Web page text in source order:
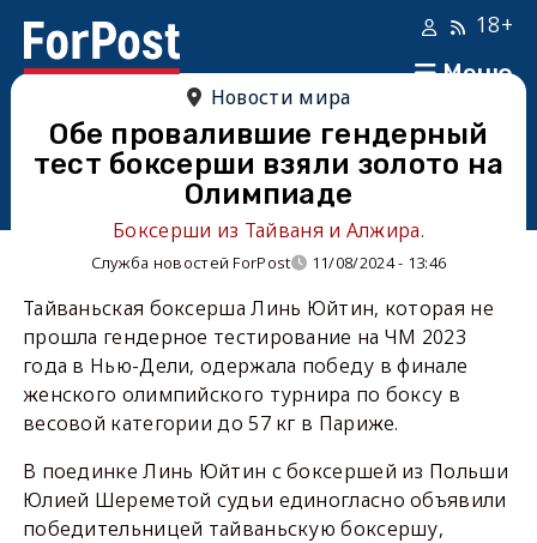
Меню
18+
Новости мира
Обе провалившие гендерный
тест боксерши взяли золото на
Олимпиаде
Боксерши из Тайваня и Алжира.
Служба новостей ForPost 11/08/2024 - 13:46
Тайваньская боксерша Линь Юйтин, которая не
прошла гендерное тестирование на ЧМ 2023
года в Нью-Дели, одержала победу в финале
женского олимпийского турнира по боксу в
весовой категории до 57 кг в Париже.
В поединке Линь Юйтин с боксершей из Польши
Юлией Шереметой судьи единогласно объявили
победительницей тайваньскую боксершу,